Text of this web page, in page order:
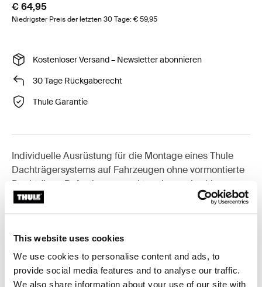
This website uses cookies
We use cookies to personalise content and ads, to
provide social media features and to analyse our traffic.
We also share information about your use of our site with
€ 64,95
Niedrigster Preis der letzten 30 Tage: € 59,95
Kostenloser Versand – Newsletter abonnieren
30 Tage Rückgaberecht
Thule Garantie
Individuelle Ausrüstung für die Montage eines Thule
Dachträgersystems auf Fahrzeugen ohne vormontierte
Dachträger-Befestigungspunkte oder werkseitig
montierte Träger.
Toggle features
Alle Eigenschaften